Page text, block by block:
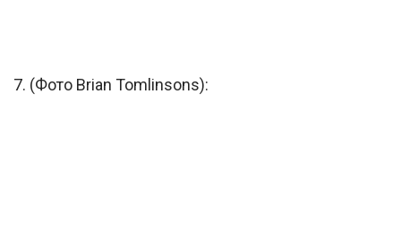
7. (Фото Brian Tomlinsons):